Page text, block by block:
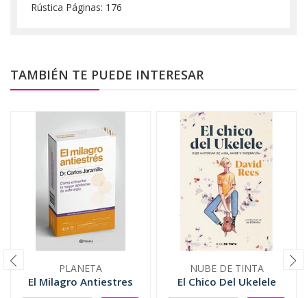
Rústica Páginas: 176
TAMBIÉN TE PUEDE INTERESAR
PLANETA
El Milagro Antiestres
NUBE DE TINTA
El Chico Del Ukelele